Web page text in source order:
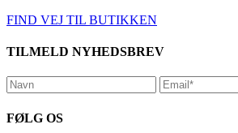
FIND VEJ TIL BUTIKKEN
TILMELD NYHEDSBREV
FØLG OS